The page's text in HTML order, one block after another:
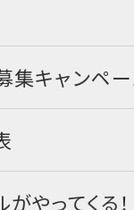
集キャンペ
やってくる！